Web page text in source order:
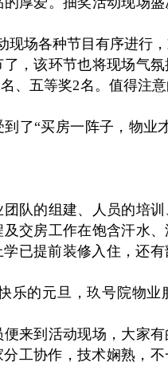
各种节目有序进行，
，该环节也将现场气
、五等奖2名。值得注
“买房一阵子，物业
的组建、人员的培训
交房工作在饱含汗水
已提前装修入住，还
的元旦，玖号院物业
到活动现场，大家有
工协作，技术娴熟，